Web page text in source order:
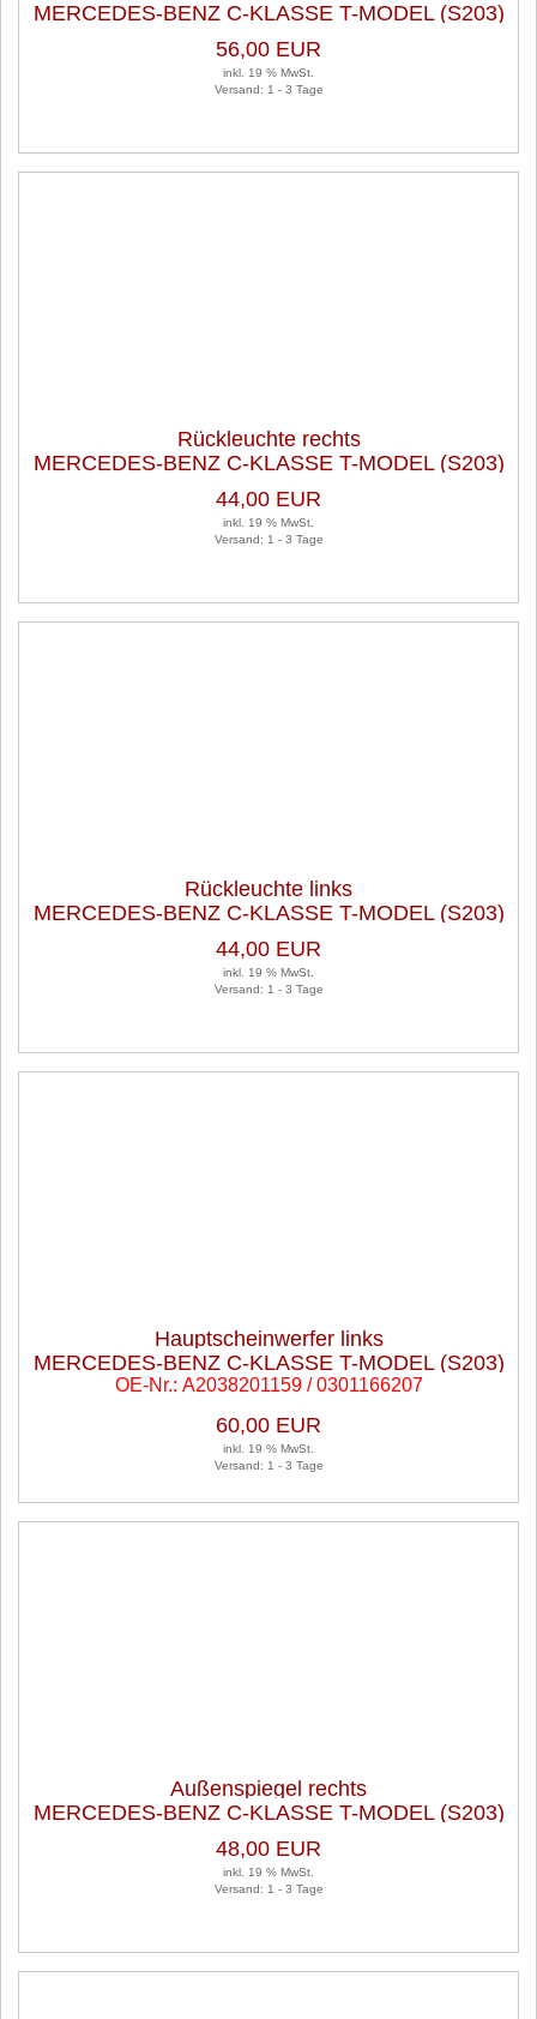
MERCEDES-BENZ C-KLASSE T-MODEL (S203)
C 180 KOMPRESSOR
56,00 EUR
inkl. 19 % MwSt.
Versand: 1 - 3 Tage
Rückleuchte rechts
MERCEDES-BENZ C-KLASSE T-MODEL (S203)
C 180 KOMPRESSOR
44,00 EUR
inkl. 19 % MwSt.
Versand: 1 - 3 Tage
Rückleuchte links
MERCEDES-BENZ C-KLASSE T-MODEL (S203)
C 180 KOMPRESSOR
44,00 EUR
inkl. 19 % MwSt.
Versand: 1 - 3 Tage
Hauptscheinwerfer links
MERCEDES-BENZ C-KLASSE T-MODEL (S203)
C 180 KOMPRESSOR
OE-Nr.: A2038201159 / 0301166207
60,00 EUR
inkl. 19 % MwSt.
Versand: 1 - 3 Tage
Außenspiegel rechts
MERCEDES-BENZ C-KLASSE T-MODEL (S203)
C 180 KOMPRESSOR
48,00 EUR
inkl. 19 % MwSt.
Versand: 1 - 3 Tage